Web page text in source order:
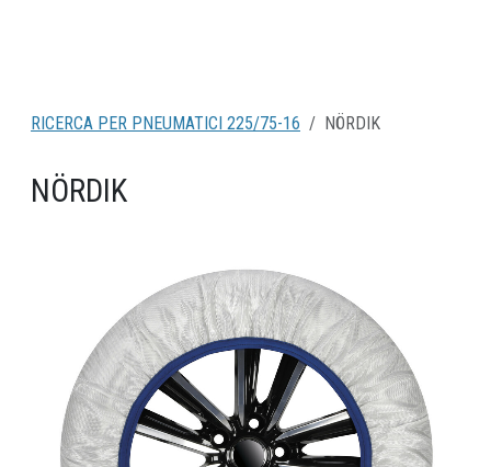
RICERCA PER PNEUMATICI 225/75-16 NÖRDIK
NÖRDIK